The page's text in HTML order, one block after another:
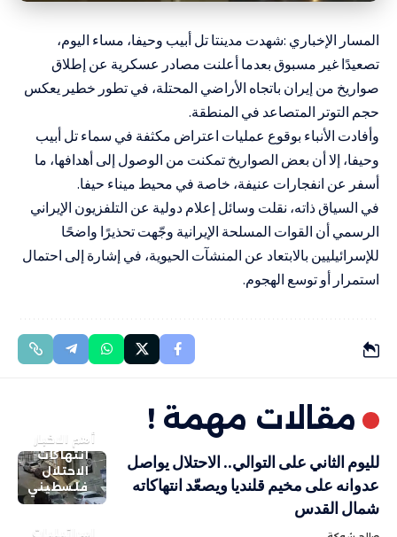
المسار الإخباري :شهدت مدينتا تل أبيب وحيفا، مساء اليوم،
تصعيدًا غير مسبوق بعدما أعلنت مصادر عسكرية عن إطلاق
صواريخ من إيران باتجاه الأراضي المحتلة، في تطور خطير يعكس
حجم التوتر المتصاعد في المنطقة.
وأفادت الأنباء بوقوع عمليات اعتراض مكثفة في سماء تل أبيب
وحيفا، إلا أن بعض الصواريخ تمكنت من الوصول إلى أهدافها، ما
أسفر عن انفجارات عنيفة، خاصة في محيط ميناء حيفا.
في السياق ذاته، نقلت وسائل إعلام دولية عن التلفزيون الإيراني
الرسمي أن القوات المسلحة الإيرانية وجّهت تحذيرًا واضحًا
للإسرائيليين بالابتعاد عن المنشآت الحيوية، في إشارة إلى احتمال
استمرار أو توسع الهجوم.
مقالات مهمة !
أهم الاخبار
انتهاكات
الاحتلال
فلسطيني
لليوم الثاني على التوالي.. الاحتلال يواصل
عدوانه على مخيم قلنديا ويصعّد انتهاكاته
شمال القدس
إسرائيليات